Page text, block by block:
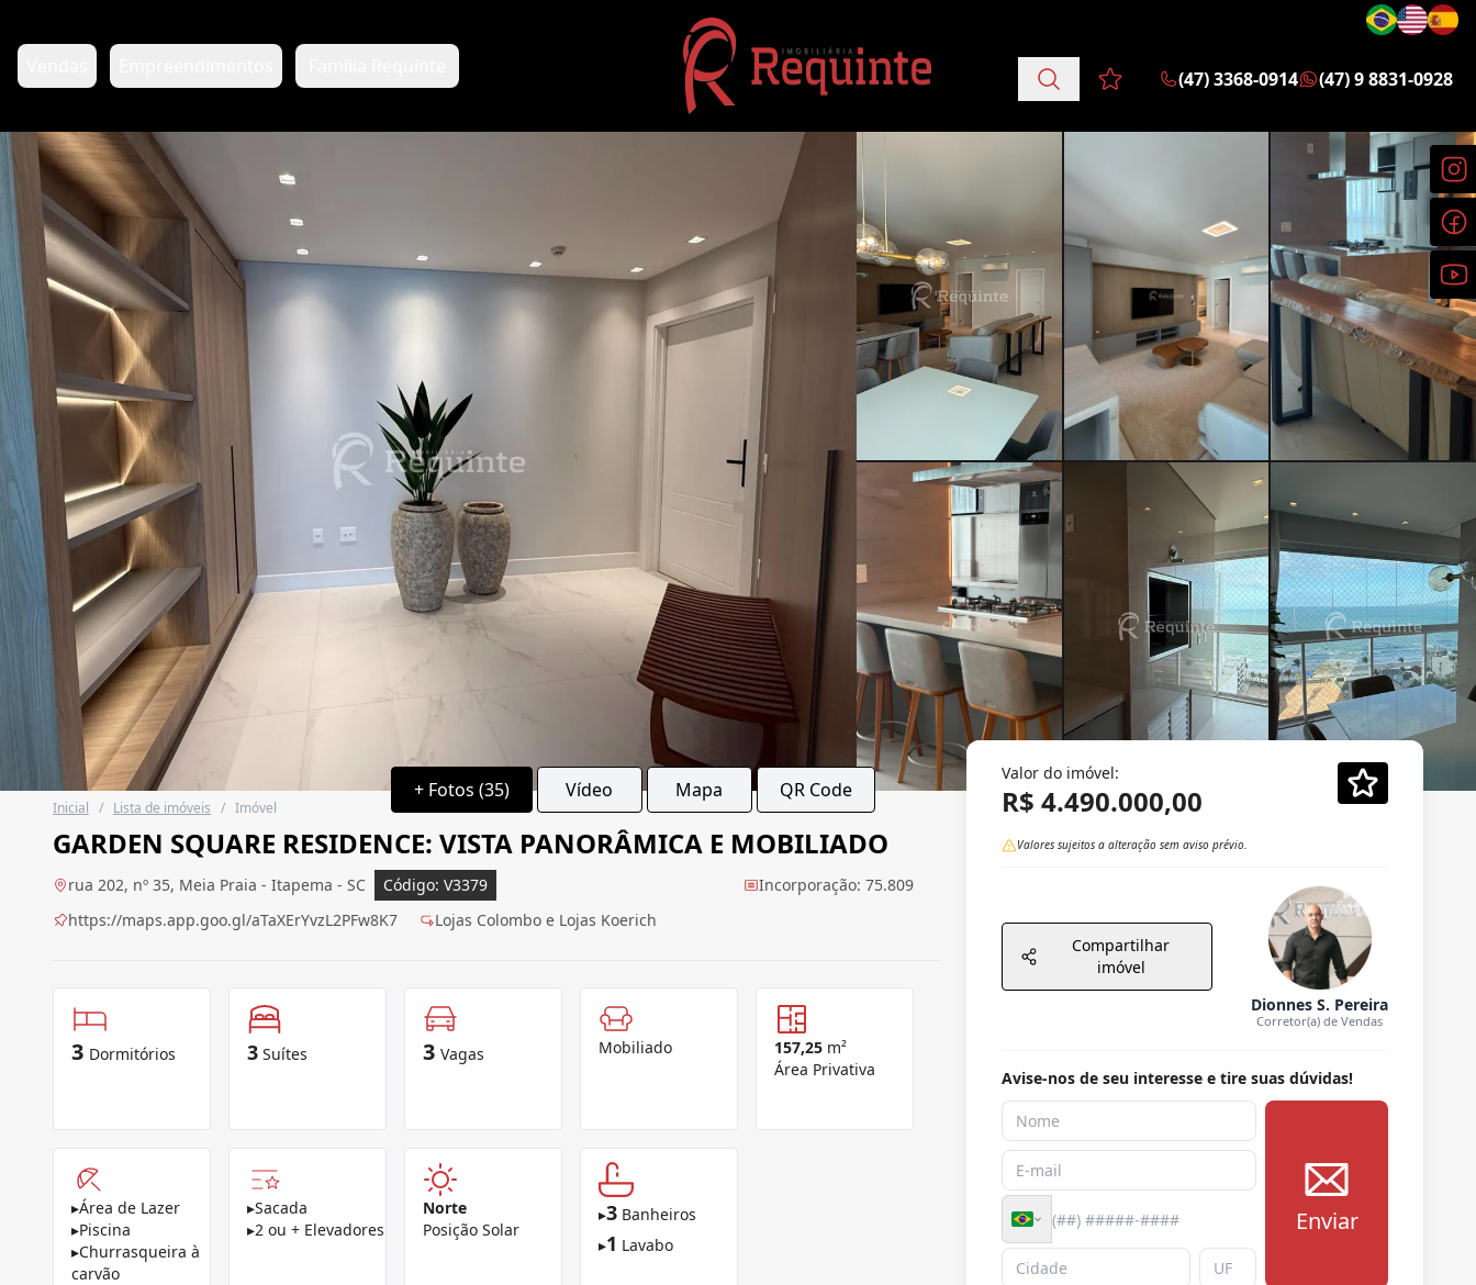
Favoritos (0 itens)
(47) 3368-0914 (47) 9 8831-0928
+ Fotos (35) Vídeo Mapa QR Code
Inicial / Lista de imóveis / Imóvel
GARDEN SQUARE RESIDENCE: VISTA PANORÂMICA E MOBILIADO
rua 202, nº 35, Meia Praia - Itapema - SC Código: V3379
Incorporação: 75.809
https://maps.app.goo.gl/aTaXErYvzL2PFw8K7
Lojas Colombo e Lojas Koerich
3 Dormitórios 3 Suítes 3 Vagas Mobiliado 157,25 m²
Área Privativa
▸Área de Lazer
▸Piscina
▸Churrasqueira à
carvão
▸Sacada
▸2 ou + Elevadores
Norte
Posição Solar
▸3 Banheiros
▸1 Lavabo
Valor do imóvel:
R$ 4.490.000,00
Valores sujeitos a alteração sem aviso prévio.
Compartilhar
imóvel
Dionnes S. Pereira
Corretor(a) de Vendas
Avise-nos de seu interesse e tire suas dúvidas!
Enviar